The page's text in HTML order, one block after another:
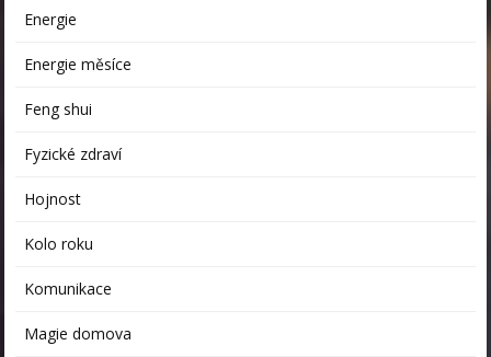
Energie
Energie měsíce
Feng shui
Fyzické zdraví
Hojnost
Kolo roku
Komunikace
Magie domova